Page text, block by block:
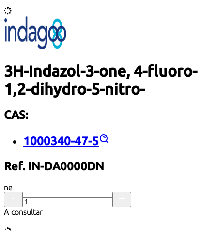
3H-Indazol-3-one, 4-fluoro-
1,2-dihydro-5-nitro-
CAS:
1000340-47-5
Ref. IN-DA0000DN
ne
A consultar